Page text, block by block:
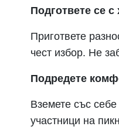
Подгответе се с
Пригответе
чест избор. Не
Подредете
Вземете със
участници на